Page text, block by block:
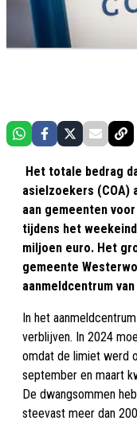
Het totale bedrag
asielzoekers (COA)
aan gemeenten
tijdens het
miljoen euro. Het
gemeente
aanmeldcentrum
In het
verblijven. In 2024
omdat de limiet werd
september en maart
De dwangsommen
steevast meer dan